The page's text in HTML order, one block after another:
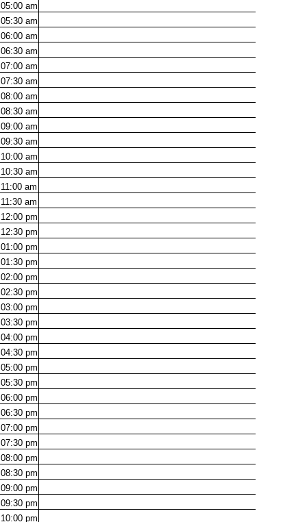
05:00 am
05:30 am
06:00 am
06:30 am
07:00 am
07:30 am
08:00 am
08:30 am
09:00 am
09:30 am
10:00 am
10:30 am
11:00 am
11:30 am
12:00 pm
12:30 pm
01:00 pm
01:30 pm
02:00 pm
02:30 pm
03:00 pm
03:30 pm
04:00 pm
04:30 pm
05:00 pm
05:30 pm
06:00 pm
06:30 pm
07:00 pm
07:30 pm
08:00 pm
08:30 pm
09:00 pm
09:30 pm
10:00 pm